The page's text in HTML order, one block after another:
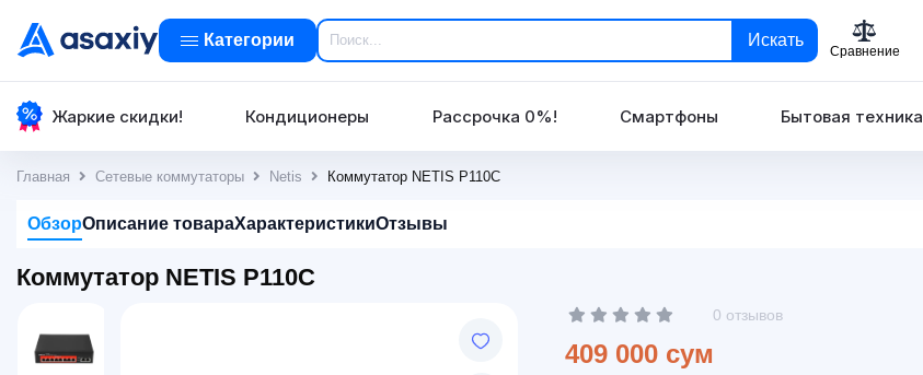
Категории Искать
Сравнение
Жаркие скидки! Кондиционеры Рассрочка 0%! Смартфоны Бытовая техника
Главная Сетевые коммутаторы Netis Коммутатор NETIS P110C
ОбзорОписание товараХарактеристикиОтзывы
Коммутатор NETIS P110C
0 отзывов
409 000 сум